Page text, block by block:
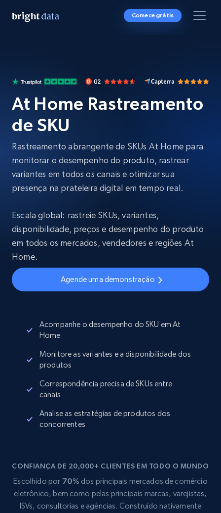
Comece grátis
At Home Rastreamento
de SKU
Rastreamento abrangente de SKUs At Home para
monitorar o desempenho do produto, rastrear
variantes em todos os canais e otimizar sua
presença na prateleira digital em tempo real.
Escala global: rastreie SKUs, variantes,
disponibilidade, preços e desempenho do produto
em todos os mercados, vendedores e regiões At
Home.
Agende uma demonstração
Acompanhe o desempenho do SKU em At
Home
Monitore as variantes e a disponibilidade dos
produtos
Correspondência precisa de SKUs entre
canais
Analise as estratégias de produtos dos
concorrentes
CONFIANÇA DE 20,000+ CLIENTES EM TODO O MUNDO
Escolhido por 70% dos principais mercados de comércio
eletrônico, bem como pelas principais marcas, varejistas,
ISVs, consultorias e agências. Construído nativamente